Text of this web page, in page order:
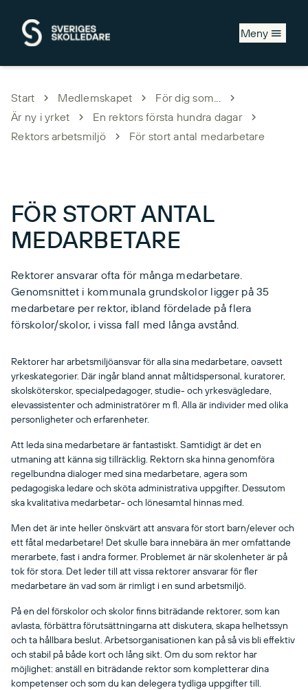
Meny
Start Medlemskapet
För dig som...
Är ny i yrket
En rektors första hundra dagar
Rektors arbetsmiljö
För stort antal medarbetare
FÖR STORT ANTAL
MEDARBETARE
Rektorer ansvarar ofta för många medarbetare.
Genomsnittet i kommunala grundskolor ligger på 35
medarbetare per rektor, ibland fördelade på flera
förskolor/skolor, i vissa fall med långa avstånd.
Rektorer har arbetsmiljöansvar för alla sina medarbetare, oavsett
yrkeskategorier. Där ingår bland annat måltidspersonal, kuratorer,
skolsköterskor, specialpedagoger, studie- och yrkesvägledare,
elevassistenter och administratörer m fl. Alla är individer med olika
personligheter och erfarenheter.
Att leda sina medarbetare är fantastiskt. Samtidigt är det en
utmaning att känna sig tillräcklig. Rektorn ska hinna genomföra
regelbundna dialoger med sina medarbetare, agera som
pedagogiska ledare och sköta administrativa uppgifter. Dessutom
ska kvalitativa medarbetar- och lönesamtal hinnas med.
Men det är inte heller önskvärt att ansvara för stort barn/elever och
ett fåtal medarbetare! Det skulle bara innebära än mer omfattande
merarbete, fast i andra former. Problemet är när skolenheter är på
tok för stora. Det leder till att vissa rektorer ansvarar för fler
medarbetare än vad som är rimligt i en sund arbetsmiljö.
På en del förskolor och skolor finns biträdande rektorer, som kan
avlasta, förbättra förutsättningarna att diskutera, skapa helhetssyn
och ta hållbara beslut. Arbetsorganisationen kan på så vis bli effektiv
och stabil på både kort och lång sikt. Om du som rektor har
möjlighet: anställ en biträdande rektor som kompletterar dina
kompetenser och som du kan delegera tydliga uppgifter till.